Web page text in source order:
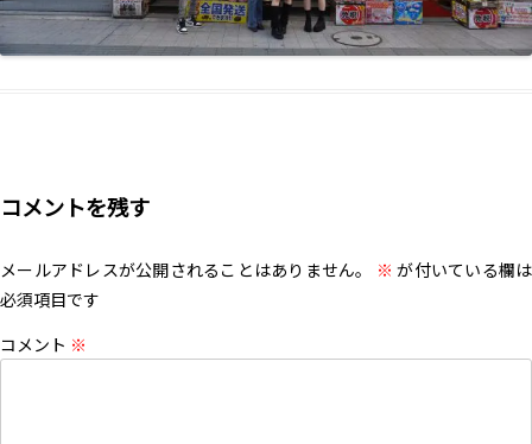
コメントを残す
メールアドレスが公開されることはありません。 ※ が付いている欄は
必須項目です
コメント ※